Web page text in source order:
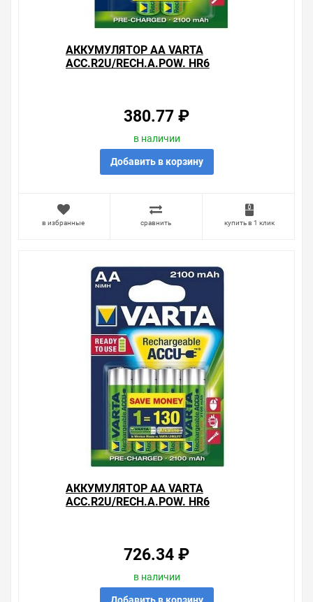
АККУМУЛЯТОР AA VARTA
ACC.R2U/RECH.A.POW. HR6
380.77 ₽
в наличии
Добавить в корзину
в избранные сравнить купить в 1 клик
АККУМУЛЯТОР AA VARTA
ACC.R2U/RECH.A.POW. HR6
726.34 ₽
в наличии